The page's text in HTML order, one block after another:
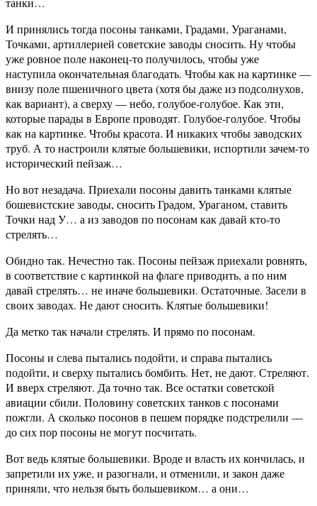
И принялись тогда посоны танками, Градами, Ураганами,
Точками, артиллерией советские заводы сносить. Ну чтобы
уже ровное поле наконец-то получилось, чтобы уже
наступила окончательная благодать. Чтобы как на картинке —
внизу поле пшеничного цвета (хотя бы даже из подсолнухов,
как вариант), а сверху — небо, голубое-голубое. Как эти,
которые парады в Европе проводят. Голубое-голубое. Чтобы
как на картинке. Чтобы красота. И никаких чтобы заводских
труб. А то настроили клятые большевики, испортили зачем-то
исторический пейзаж…
Но вот незадача. Приехали посоны давить танками клятые
бошевистские заводы, сносить Градом, Ураганом, ставить
Точки над У… а из заводов по посонам как давай кто-то
стрелять…
Обидно так. Нечестно так. Посоны пейзаж приехали ровнять,
в соответствие с картинкой на флаге приводить, а по ним
давай стрелять… не иначе большевики. Остаточные. Засели в
своих заводах. Не дают сносить. Клятые большевики!
Да метко так начали стрелять. И прямо по посонам.
Посоны и слева пытались подойти, и справа пытались
подойти, и сверху пытались бомбить. Нет, не дают. Стреляют.
И вверх стреляют. Да точно так. Все остатки советской
авиации сбили. Половину советских танков с посонами
пожгли. А сколько посонов в пешем порядке подстрелили —
до сих пор посоны не могут посчитать.
Вот ведь клятые большевики. Вроде и власть их кончилась, и
запретили их уже, и разогнали, и отменили, и закон даже
приняли, что нельзя быть большевиком… а они…